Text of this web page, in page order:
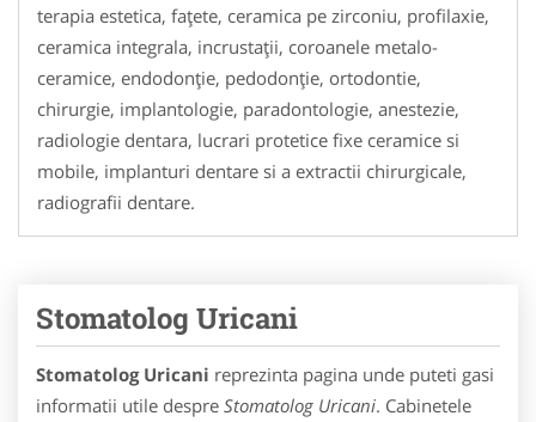
terapia estetica, faţete, ceramica pe zirconiu, profilaxie,
ceramica integrala, incrustaţii, coroanele metalo-
ceramice, endodonţie, pedodonţie, ortodontie,
chirurgie, implantologie, paradontologie, anestezie,
radiologie dentara, lucrari protetice fixe ceramice si
mobile, implanturi dentare si a extractii chirurgicale,
radiografii dentare.
Stomatolog Uricani
Stomatolog Uricani reprezinta pagina unde puteti gasi
informatii utile despre Stomatolog Uricani. Cabinetele